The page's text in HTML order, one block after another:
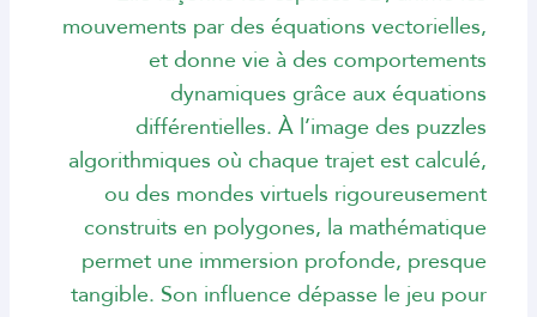
mouvements par des équations vectorielles,
et donne vie à des comportements
dynamiques grâce aux équations
différentielles. À l’image des puzzles
algorithmiques où chaque trajet est calculé,
ou des mondes virtuels rigoureusement
construits en polygones, la mathématique
permet une immersion profonde, presque
tangible. Son influence dépasse le jeu pour